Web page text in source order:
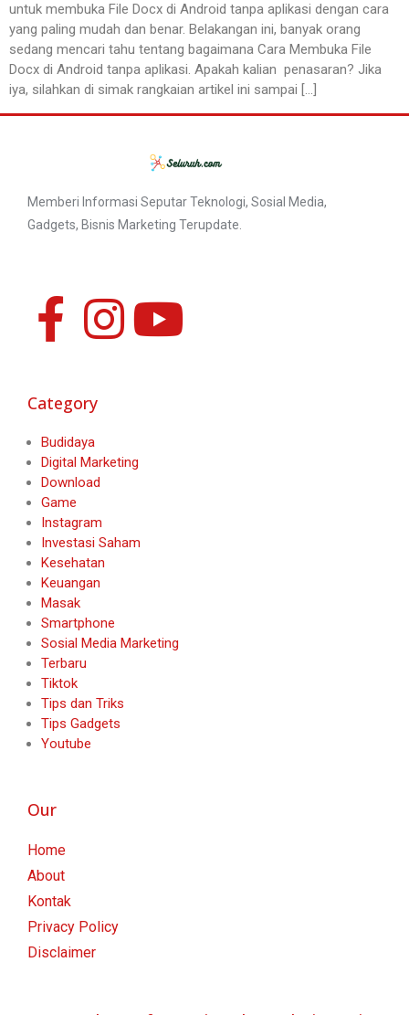
untuk membuka File Docx di Android tanpa aplikasi dengan cara
yang paling mudah dan benar. Belakangan ini, banyak orang
sedang mencari tahu tentang bagaimana Cara Membuka File
Docx di Android tanpa aplikasi. Apakah kalian penasaran? Jika
iya, silahkan di simak rangkaian artikel ini sampai […]
Memberi Informasi Seputar Teknologi, Sosial Media,
Gadgets, Bisnis Marketing Terupdate.
Category
Budidaya
Digital Marketing
Download
Game
Instagram
Investasi Saham
Kesehatan
Keuangan
Masak
Smartphone
Sosial Media Marketing
Terbaru
Tiktok
Tips dan Triks
Tips Gadgets
Youtube
Our
Home
About
Kontak
Privacy Policy
Disclaimer